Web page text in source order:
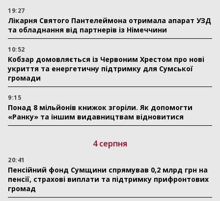
19:27
Лікарня Святого Пантелеймона отримала апарат УЗД
та обладнання від партнерів із Німеччини
10:52
Кобзар домовляється із Червоним Хрестом про нові
укриття та енергетичну підтримку для Сумської
громади
9:15
Понад 8 мільйонів книжок згоріли. Як допомогти
«Ранку» та іншим видавництвам відновитися
4 серпня
20:41
Пенсійний фонд Сумщини спрямував 0,2 млрд грн на
пенсії, страхові виплати та підтримку прифронтових
громад